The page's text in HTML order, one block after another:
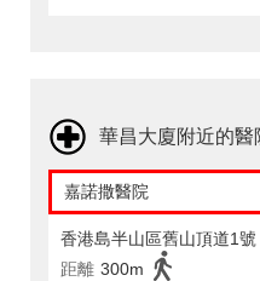
華昌大廈附近的醫
嘉諾撒醫院
香港島半山區舊山頂道1號
距離 300m